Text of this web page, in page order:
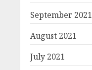
September 2021
August 2021
July 2021